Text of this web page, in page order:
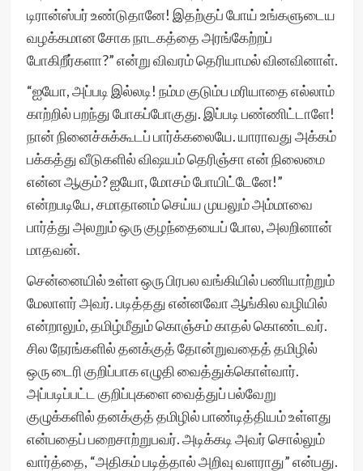
டிரான்ஸ்பர் உண்டுதானே! இதற்குப் போய் உங்களுடைய
வழக்கமான சோக நாடகத்தை அரங்கேற்றப்
போகிறீர்களா?” என்று விவரம் தெரியாமல் வினவினாள்.
“ஐயோ, அப்படி இல்லடி! நம்ம குடும்ப மரியாதை எல்லாம்
காற்றில் பறந்து போகப்போகுது. இப்படி பண்ணிட்டாளே!
நான் நினைச்சுக்கூடப் பார்க்கலையே. யாராவது அக்கம்
பக்கத்து வீடுகளில் விஷயம் தெரிஞ்சா என் நிலைமை
என்ன ஆகும்? ஐயோ, மோசம் போயிட்டேனே!”
என்றபடியே, சமாதானம் செய்ய முயலும் அம்மாவை
பார்த்து அலறும் ஒரு குழந்தையைப் போல, அலறினான்
மாதவன்.
சென்னையில் உள்ள ஒரு பிரபல வங்கியில் பணியாற்றும்
மேலாளர் அவர். படித்தது என்னவோ ஆங்கில வழியில்
என்றாலும், தமிழ்மீதும் கொஞ்சம் காதல் கொண்டவர்.
சில நேரங்களில் தனக்குத் தோன்றுவதைத் தமிழில்
ஒரு டைரி குறிப்பாக எழுதி வைத்துக்கொள்வார்.
அப்படிப்பட்ட குறிப்புகளை வைத்துப் பல்வேறு
குழுக்களில் தனக்குத் தமிழில் பாண்டித்தியம் உள்ளது
என்பதைப் பறைசாற்றுபவர். அடிக்கடி அவர் சொல்லும்
வார்த்தை, “அதிகம் படித்தால் அறிவு வளராது” என்பது.